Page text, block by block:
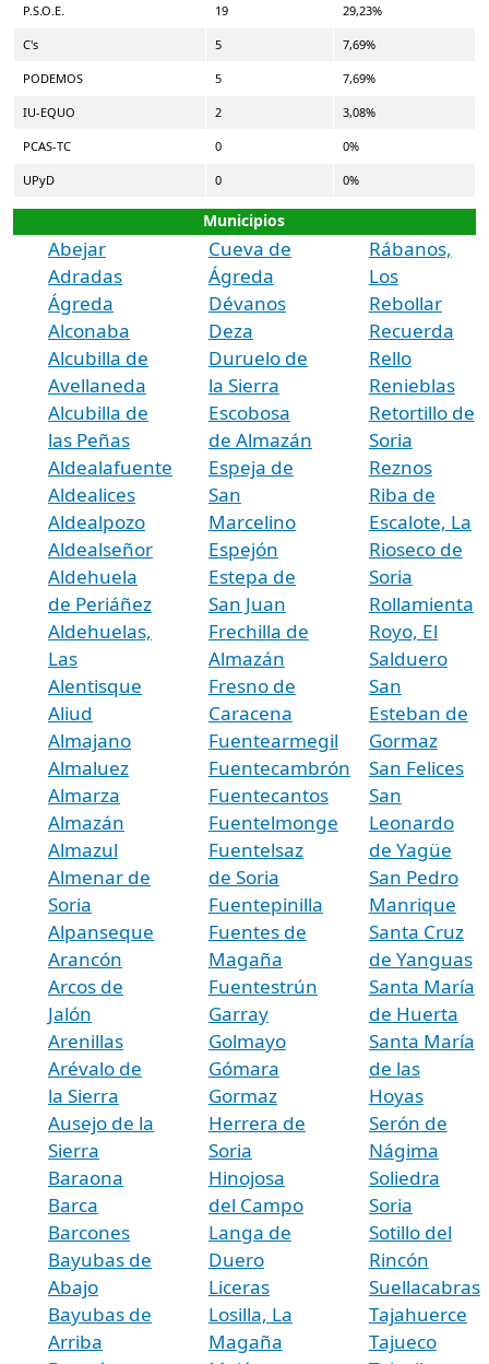
P.S.O.E. 19 29,23%
C's 5 7,69%
PODEMOS 5 7,69%
IU-EQUO 2 3,08%
PCAS-TC 0 0%
UPyD 0 0%
Municipios
Abejar
Adradas
Ágreda
Alconaba
Alcubilla de
Avellaneda
Alcubilla de
las Peñas
Aldealafuente
Aldealices
Aldealpozo
Aldealseñor
Aldehuela
de Periáñez
Aldehuelas,
Las
Alentisque
Aliud
Almajano
Almaluez
Almarza
Almazán
Almazul
Almenar de
Soria
Alpanseque
Arancón
Arcos de
Jalón
Arenillas
Arévalo de
la Sierra
Ausejo de la
Sierra
Baraona
Barca
Barcones
Bayubas de
Abajo
Bayubas de
Arriba
Cueva de
Ágreda
Dévanos
Deza
Duruelo de
la Sierra
Escobosa
de Almazán
Espeja de
San
Marcelino
Espejón
Estepa de
San Juan
Frechilla de
Almazán
Fresno de
Caracena
Fuentearmegil
Fuentecambrón
Fuentecantos
Fuentelmonge
Fuentelsaz
de Soria
Fuentepinilla
Fuentes de
Magaña
Fuentestrún
Garray
Golmayo
Gómara
Gormaz
Herrera de
Soria
Hinojosa
del Campo
Langa de
Duero
Liceras
Losilla, La
Magaña
Rábanos,
Los
Rebollar
Recuerda
Rello
Renieblas
Retortillo de
Soria
Reznos
Riba de
Escalote, La
Rioseco de
Soria
Rollamienta
Royo, El
Salduero
San
Esteban de
Gormaz
San Felices
San
Leonardo
de Yagüe
San Pedro
Manrique
Santa Cruz
de Yanguas
Santa María
de Huerta
Santa María
de las
Hoyas
Serón de
Nágima
Soliedra
Soria
Sotillo del
Rincón
Suellacabras
Tajahuerce
Tajueco